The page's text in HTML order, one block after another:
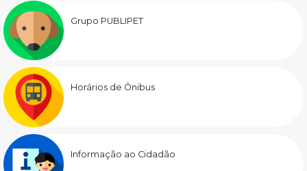
Grupo PUBLIPET
Horários de Ônibus
Informação ao Cidadão